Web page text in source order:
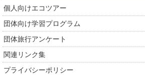
個人向けエコツアー
団体向け学習プログラム
団体旅行アンケート
関連リンク集
プライバシーポリシー